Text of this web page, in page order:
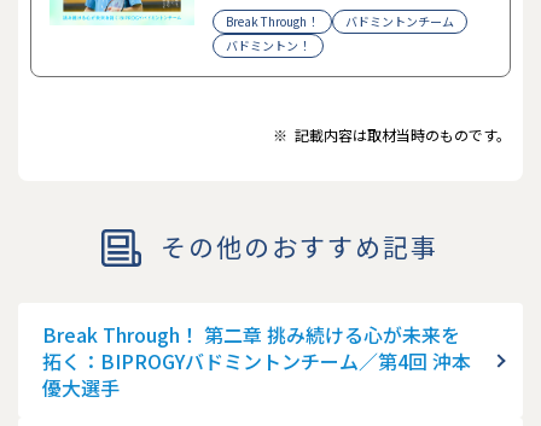
Break Through！
バドミントンチーム
バドミントン！
※ 記載内容は取材当時のものです。
その他のおすすめ記事
Break Through！ 第二章 挑み続ける心が未来を
拓く：BIPROGYバドミントンチーム／第4回 沖本
優大選手